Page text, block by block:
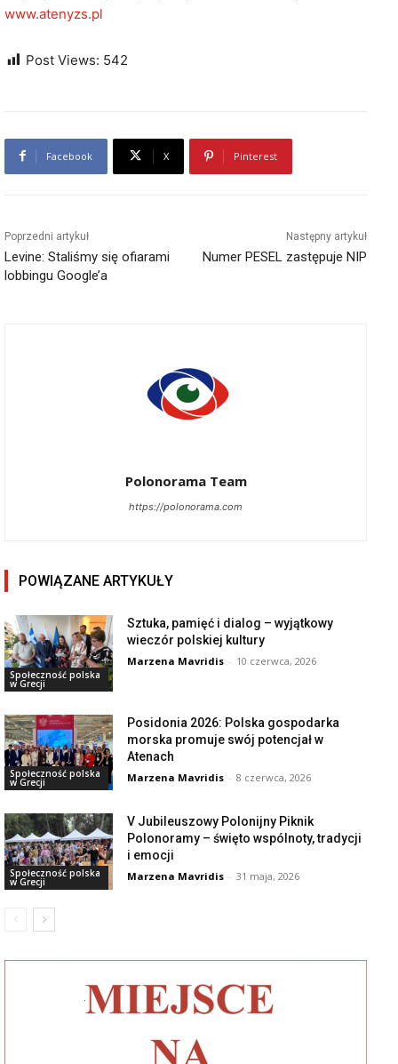
www.atenyzs.pl
Post Views: 542
Facebook X Pinterest
Poprzedni artykuł
Levine: Staliśmy się ofiarami
lobbingu Google’a
Następny artykuł
Numer PESEL zastępuje NIP
Polonorama Team
https://polonorama.com
POWIĄZANE ARTYKUŁY
Społeczność polska
w Grecji
Sztuka, pamięć i dialog – wyjątkowy
wieczór polskiej kultury
Marzena Mavridis - 10 czerwca, 2026
Społeczność polska
w Grecji
Posidonia 2026: Polska gospodarka
morska promuje swój potencjał w
Atenach
Marzena Mavridis - 8 czerwca, 2026
Społeczność polska
w Grecji
V Jubileuszowy Polonijny Piknik
Polonoramy – święto wspólnoty, tradycji
i emocji
Marzena Mavridis - 31 maja, 2026